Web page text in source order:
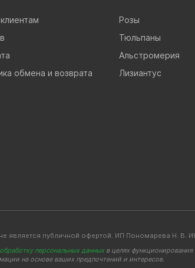
обмена и возврата
Розы
Тюльпаны
Альстромерия
Лизиантус
является публичной офертой. ИП Пономарева Н.
обработку персональных данныхв целях функционирования
на основе ваших предпочтений и интересов.